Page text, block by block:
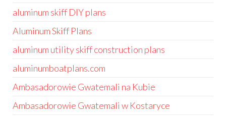
aluminum skiff DIY plans
Aluminum Skiff Plans
aluminum utility skiff construction plans
aluminumboatplans.com
Ambasadorowie Gwatemali na Kubie
Ambasadorowie Gwatemali w Kostaryce